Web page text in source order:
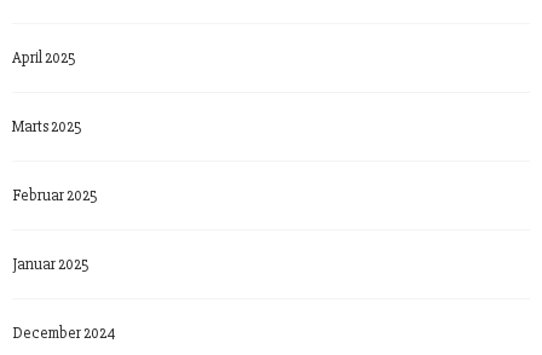
April 2025
Marts 2025
Februar 2025
Januar 2025
December 2024